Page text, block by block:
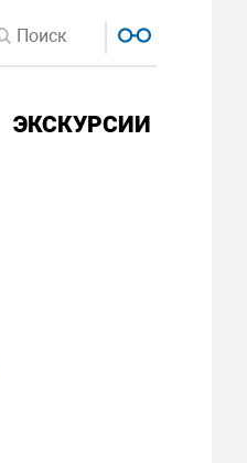
ЭКСКУРСИИ